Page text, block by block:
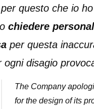
questo che io ho
chiedere
per questa
ogni disagio
The Company
for the design of its